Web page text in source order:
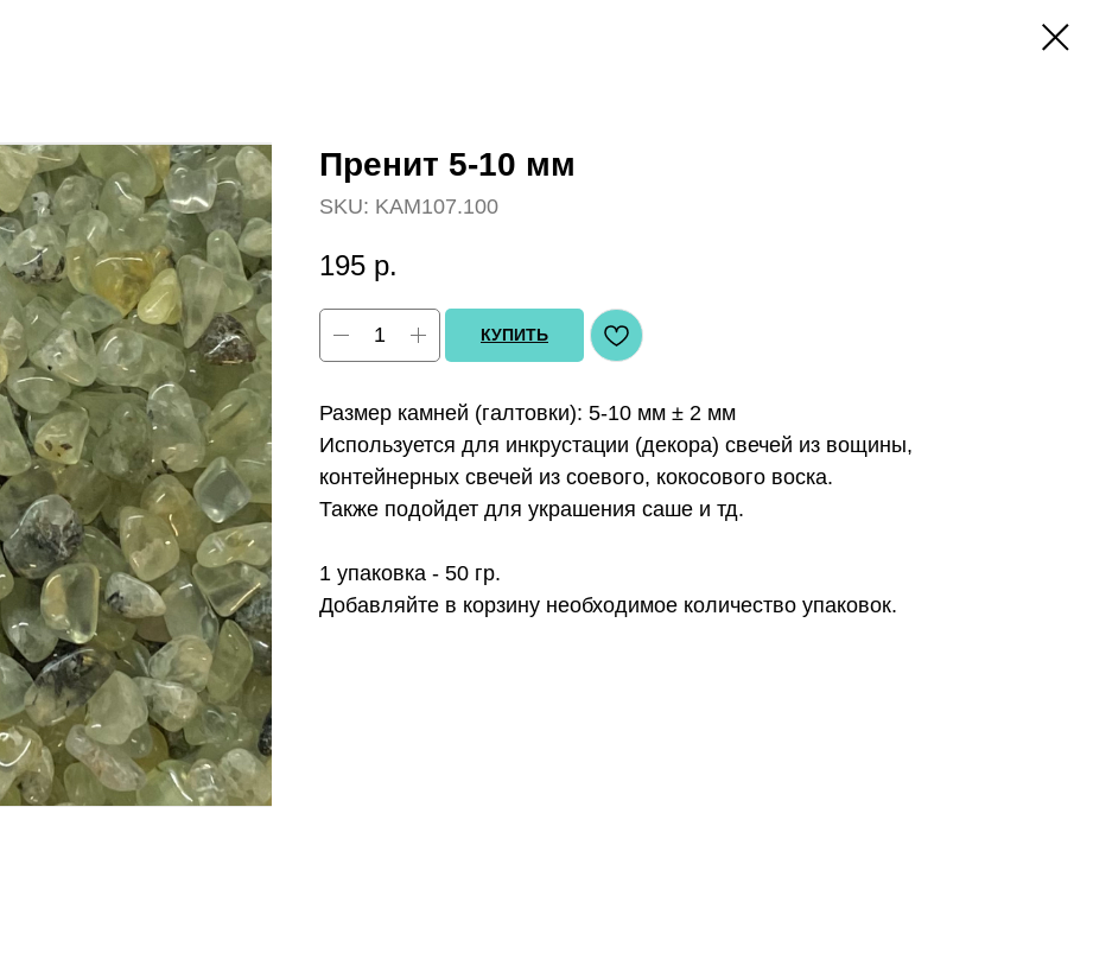
Пренит 5-10 мм
SKU: KAM107.100
195 р.
КУПИТЬ
Размер камней (галтовки): 5-10 мм ± 2 мм
Используется для инкрустации (декора) свечей из вощины,
контейнерных свечей из соевого, кокосового воска.
Также подойдет для украшения саше и тд.
1 упаковка - 50 гр.
Добавляйте в корзину необходимое количество упаковок.